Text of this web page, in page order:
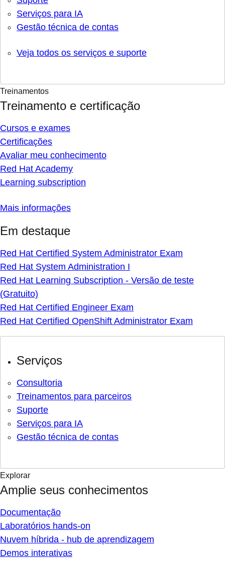
Serviços para IA
Gestão técnica de contas
Veja todos os serviços e suporte
Treinamentos
Treinamento e certificação
Cursos e exames
Certificações
Avaliar meu conhecimento
Red Hat Academy
Learning subscription
Mais informações
Em destaque
Red Hat Certified System Administrator Exam
Red Hat System Administration I
Red Hat Learning Subscription - Versão de teste
(Gratuito)
Red Hat Certified Engineer Exam
Red Hat Certified OpenShift Administrator Exam
Serviços
Consultoria
Treinamentos para parceiros
Suporte
Serviços para IA
Gestão técnica de contas
Explorar
Amplie seus conhecimentos
Documentação
Laboratórios hands-on
Nuvem híbrida - hub de aprendizagem
Demos interativas